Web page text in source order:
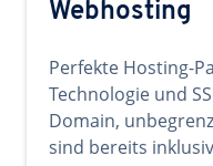
Webhosting
Perfekte Hosting-
Technologie und
Domain,
sind bereits